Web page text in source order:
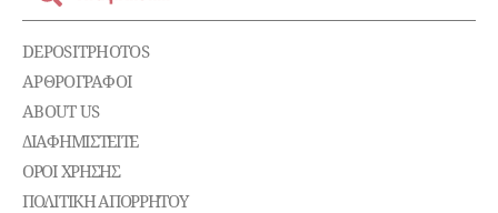
DEPOSITPHOTOS
ΑΡΘΡΟΓΡΑΦΟΙ
ABOUT US
ΔΙΑΦΗΜΙΣΤΕΊΤΕ
ΌΡΟΙ ΧΡΉΣΗΣ
ΠΟΛΙΤΙΚΉ ΑΠΟΡΡΉΤΟΥ